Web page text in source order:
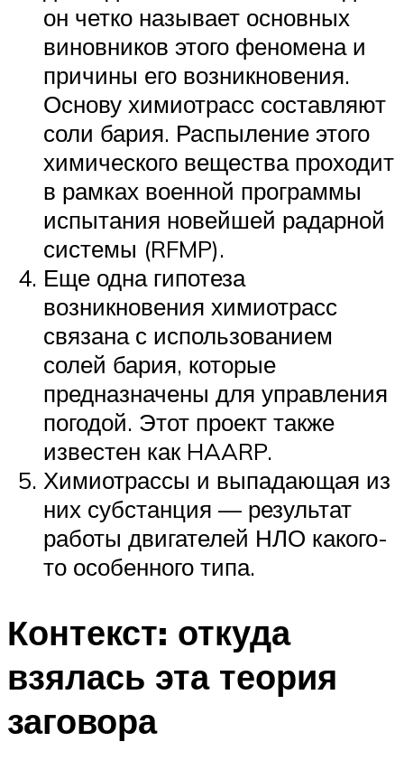
он четко называет основных
виновников этого феномена и
причины его возникновения.
Основу химиотрасс составляют
соли бария. Распыление этого
химического вещества проходит
в рамках военной программы
испытания новейшей радарной
системы (RFMP).
Еще одна гипотеза
возникновения химиотрасс
связана с использованием
солей бария, которые
предназначены для управления
погодой. Этот проект также
известен как HAARP.
Химиотрассы и выпадающая из
них субстанция — результат
работы двигателей НЛО какого-
то особенного типа.
Контекст: откуда
взялась эта теория
заговора